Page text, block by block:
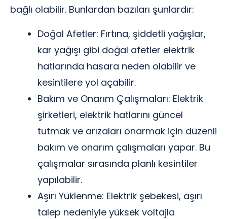
bağlı olabilir. Bunlardan bazıları şunlardır:
Doğal Afetler: Fırtına, şiddetli yağışlar,
kar yağışı gibi doğal afetler elektrik
hatlarında hasara neden olabilir ve
kesintilere yol açabilir.
Bakım ve Onarım Çalışmaları: Elektrik
şirketleri, elektrik hatlarını güncel
tutmak ve arızaları onarmak için düzenli
bakım ve onarım çalışmaları yapar. Bu
çalışmalar sırasında planlı kesintiler
yapılabilir.
Aşırı Yüklenme: Elektrik şebekesi, aşırı
talep nedeniyle yüksek voltajla